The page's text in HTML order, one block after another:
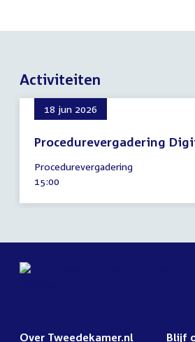
Activiteiten
18 jun 2026
Procedurevergadering
juni
2026
Procedurevergadering
Tijd
15:00
Over Tweedekamer.nl Blijf